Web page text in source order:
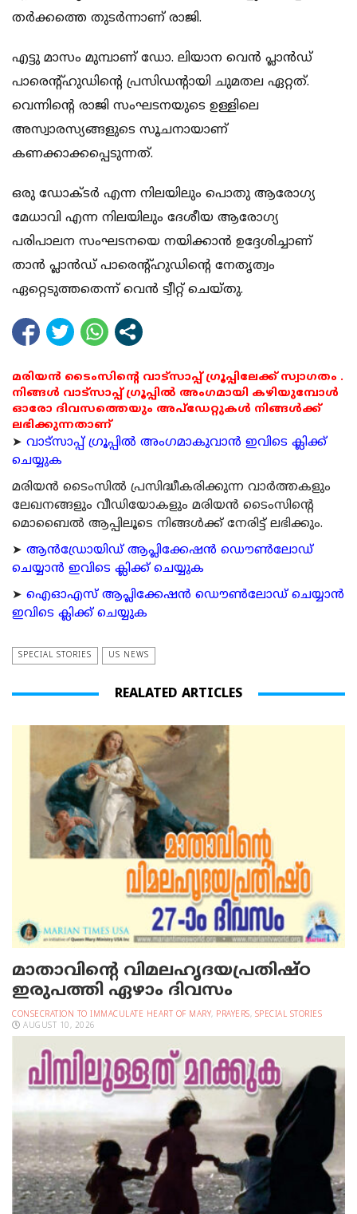
തര്‍ക്കത്തെ തുടര്‍ന്നാണ് രാജി.
എട്ടു മാസം മുമ്പാണ് ഡോ. ലിയാന വെന്‍ പ്ലാന്‍ഡ്
പാരെന്റ്ഹുഡിന്റെ പ്രസിഡന്റായി ചുമതല ഏറ്റത്.
വെന്നിന്റെ രാജി സംഘടനയുടെ ഉള്ളിലെ
അസ്വാരസ്യങ്ങളുടെ സൂചനായാണ്
കണക്കാക്കപ്പെടുന്നത്.
ഒരു ഡോക്ടര്‍ എന്ന നിലയിലും പൊതു ആരോഗ്യ
മേധാവി എന്ന നിലയിലും ദേശീയ ആരോഗ്യ
പരിപാലന സംഘടനയെ നയിക്കാന്‍ ഉദ്ദേശിച്ചാണ്
താന്‍ പ്ലാന്‍ഡ് പാരെന്റ്ഹുഡിന്റെ നേതൃത്വം
ഏറ്റെടുത്തതെന്ന് വെന്‍ ട്വീറ്റ് ചെയ്തു.
മരിയൻ ടൈംസിന്റെ വാട്സാപ്പ് ഗ്രൂപ്പിലേക്ക് സ്വാഗതം .
നിങ്ങൾ വാട്സാപ്പ് ഗ്രൂപ്പിൽ അംഗമായി കഴിയുമ്പോൾ
ഓരോ ദിവസത്തെയും അപ്ഡേറ്റുകൾ നിങ്ങൾക്ക്
ലഭിക്കുന്നതാണ്
➤ വാട്സാപ്പ് ഗ്രൂപ്പിൽ അംഗമാകുവാൻ ഇവിടെ ക്ലിക്ക്
ചെയ്യുക
മരിയന്‍ ടൈംസില്‍ പ്രസിദ്ധീകരിക്കുന്ന വാര്‍ത്തകളും
ലേഖനങ്ങളും വീഡിയോകളും മരിയന്‍ ടൈംസിന്റെ
മൊബൈല്‍ ആപ്പിലൂടെ നിങ്ങള്‍ക്ക് നേരിട്ട് ലഭിക്കും.
➤ ആന്‍ഡ്രോയിഡ് ആപ്ലിക്കേഷന്‍ ഡൌണ്‍ലോഡ്
ചെയ്യാന്‍ ഇവിടെ ക്ലിക്ക് ചെയ്യുക
➤ ഐഓഎസ് ആപ്ലിക്കേഷന്‍ ഡൌണ്‍ലോഡ് ചെയ്യാന്‍
ഇവിടെ ക്ലിക്ക് ചെയ്യുക
SPECIAL STORIES US NEWS
REALATED ARTICLES
മാതാവിന്റെ വിമലഹൃദയപ്രതിഷ്ഠ
ഇരുപത്തി ഏഴാം ദിവസം
CONSECRATION TO IMMACULATE HEART OF MARY, PRAYERS, SPECIAL STORIES
AUGUST 10, 2026